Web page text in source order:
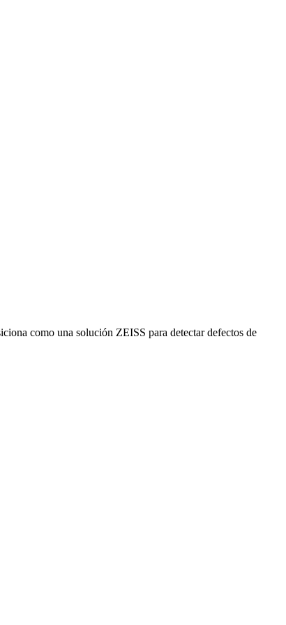
como una solución ZEISS para detectar defectos de